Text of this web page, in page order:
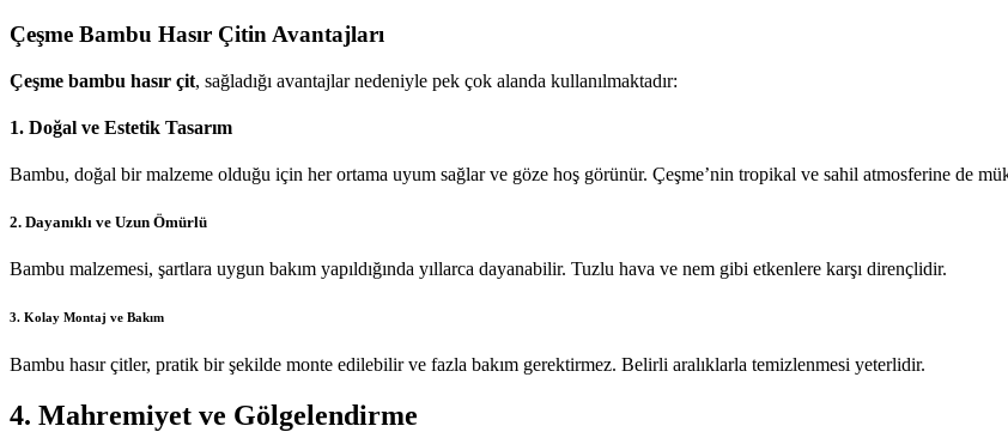
Çeşme Bambu Hasır Çitin Avantajları
Çeşme bambu hasır çit, sağladığı avantajlar nedeniyle pek çok alanda kullanılmaktadır:
1. Doğal ve Estetik Tasarım
Bambu, doğal bir malzeme olduğu için her ortama uyum sağlar ve göze hoş görünür. Çeşme’nin tropikal ve sahil atmosferine de
2. Dayanıklı ve Uzun Ömürlü
Bambu malzemesi, şartlara uygun bakım yapıldığında yıllarca dayanabilir. Tuzlu hava ve nem gibi etkenlere karşı dirençlidir.
3. Kolay Montaj ve Bakım
Bambu hasır çitler, pratik bir şekilde monte edilebilir ve fazla bakım gerektirmez. Belirli aralıklarla temizlenmesi yeterlidir.
4. Mahremiyet ve Gölgelendirme